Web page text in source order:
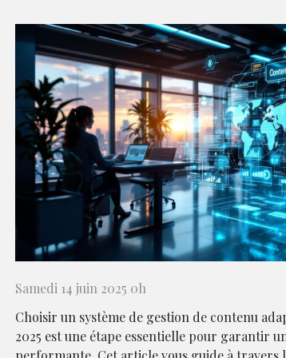
Samedi 14 juin 2025 0h
Choisir un système de gestion de contenu
2025 est une étape essentielle pour garantir